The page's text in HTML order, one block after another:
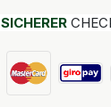
SICHERER